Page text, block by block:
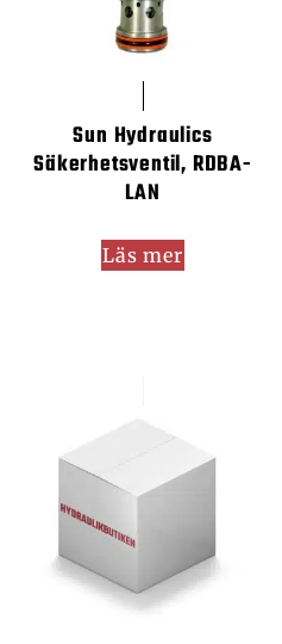
Sun Hydraulics
Säkerhetsventil, RDBA-
LAN
Läs mer